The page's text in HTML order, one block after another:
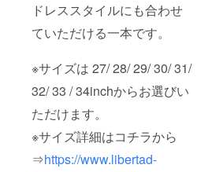
ドレススタイルにも合わせ
ていただける一本です。
※サイズは 27/ 28/ 29/ 30/ 31/
32/ 33 / 34inchからお選びい
ただけます。
※サイズ詳細はコチラから
⇒https://www.libertad-